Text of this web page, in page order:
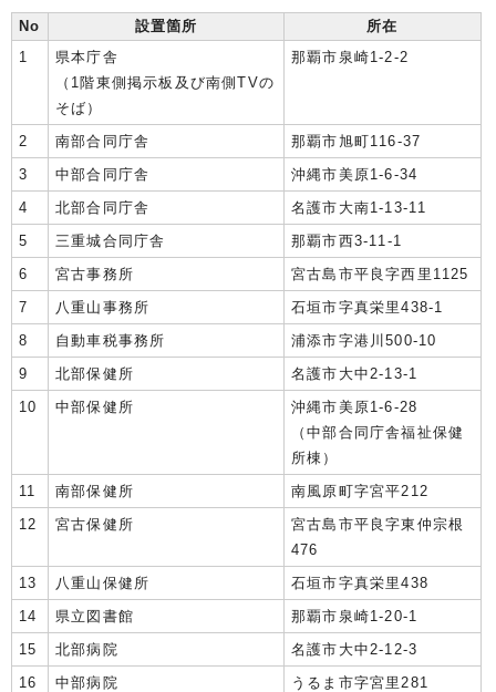
No 設置箇所
所在
1
県本庁舎
（1階東側掲示板及び南側TVの
そば）
那覇市泉崎1-2-2
2 南部合同庁舎
那覇市旭町116-37
3
中部合同庁舎
沖縄市美原1-6-34
4
北部合同庁舎
名護市大南1-13-11
5
三重城合同庁舎
那覇市西3-11-1
6
宮古事務所
宮古島市平良字西里1125
7
八重山事務所
石垣市字真栄里438-1
8
自動車税事務所
浦添市字港川500-10
9
北部保健所
名護市大中2-13-1
10
中部保健所
沖縄市美原1-6-28
（中部合同庁舎福祉保健
所棟）
11
南部保健所
南風原町字宮平212
12
宮古保健所
宮古島市平良字東仲宗根
476
13
八重山保健所
石垣市字真栄里438
14
県立図書館
那覇市泉崎1-20-1
15
北部病院
名護市大中2-12-3
16
中部病院
うるま市字宮里281